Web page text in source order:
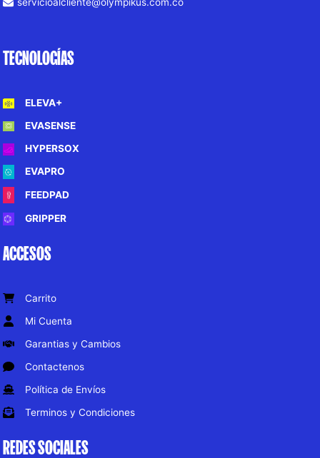
servicioalcliente@olympikus.com.co
TECNOLOGÍAS
ELEVA+
EVASENSE
HYPERSOX
EVAPRO
FEEDPAD
GRIPPER
ACCESOS
Carrito
Mi Cuenta
Garantias y Cambios
Contactenos
Política de Envíos
Terminos y Condiciones
REDES SOCIALES